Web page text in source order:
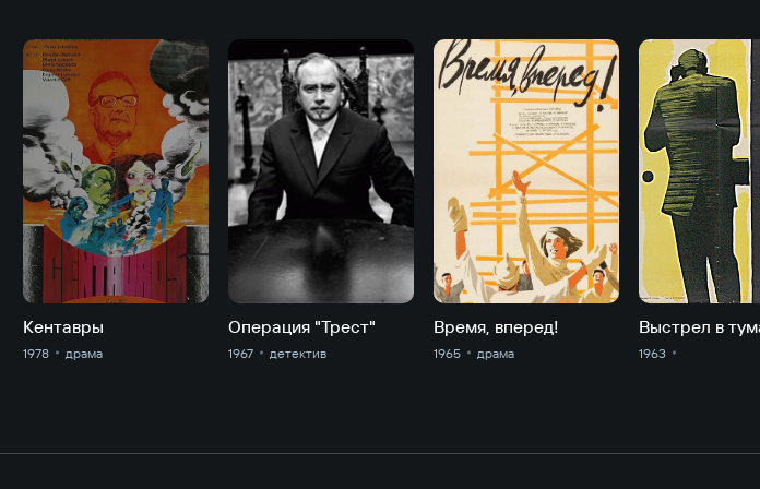
Кентавры
1978 драма
Операция "Трест"
1967 детектив
Время, вперед!
1965 драма
Выстрел в
1963